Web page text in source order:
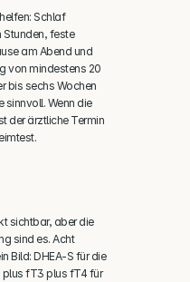
Schlaf
Stunden, feste
am Abend und
von mindestens 20
bis sechs Wochen
sinnvoll. Wenn die
der ärztliche Termin
sichtbar, aber die
sind es. Acht
Bild: DHEA-S für die
plus fT3 plus fT4 für